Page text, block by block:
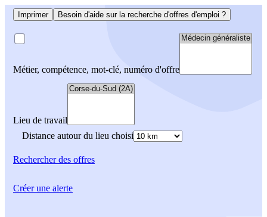
Imprimer Besoin d'aide sur la recherche d'offres d'emploi ?
Métier, compétence, mot-clé, numéro d'offre
Lieu de travail
Distance autour du lieu choisi
Rechercherdes offres
Créer une alerte